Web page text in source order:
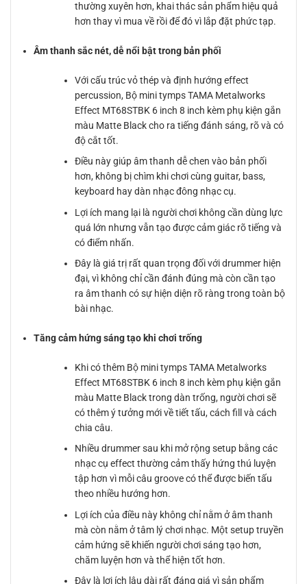
thường xuyên hơn, khai thác sản phẩm hiệu quả
hơn thay vì mua về rồi để đó vì lắp đặt phức tạp.
Âm thanh sắc nét, dễ nổi bật trong bản phối
Với cấu trúc vỏ thép và định hướng effect
percussion, Bộ mini tymps TAMA Metalworks
Effect MT68STBK 6 inch 8 inch kèm phụ kiện gắn
màu Matte Black cho ra tiếng đánh sáng, rõ và có
độ cắt tốt.
Điều này giúp âm thanh dễ chen vào bản phối
hơn, không bị chìm khi chơi cùng guitar, bass,
keyboard hay dàn nhạc đông nhạc cụ.
Lợi ích mang lại là người chơi không cần dùng lực
quá lớn nhưng vẫn tạo được cảm giác rõ tiếng và
có điểm nhấn.
Đây là giá trị rất quan trọng đối với drummer hiện
đại, vì không chỉ cần đánh đúng mà còn cần tạo
ra âm thanh có sự hiện diện rõ ràng trong toàn bộ
bài nhạc.
Tăng cảm hứng sáng tạo khi chơi trống
Khi có thêm Bộ mini tymps TAMA Metalworks
Effect MT68STBK 6 inch 8 inch kèm phụ kiện gắn
màu Matte Black trong dàn trống, người chơi sẽ
có thêm ý tưởng mới về tiết tấu, cách fill và cách
chia câu.
Nhiều drummer sau khi mở rộng setup bằng các
nhạc cụ effect thường cảm thấy hứng thú luyện
tập hơn vì mỗi câu groove có thể được biến tấu
theo nhiều hướng hơn.
Lợi ích của điều này không chỉ nằm ở âm thanh
mà còn nằm ở tâm lý chơi nhạc. Một setup truyền
cảm hứng sẽ khiến người chơi sáng tạo hơn,
chăm luyện hơn và thể hiện tốt hơn.
Đây là lợi ích lâu dài rất đáng giá vì sản phẩm